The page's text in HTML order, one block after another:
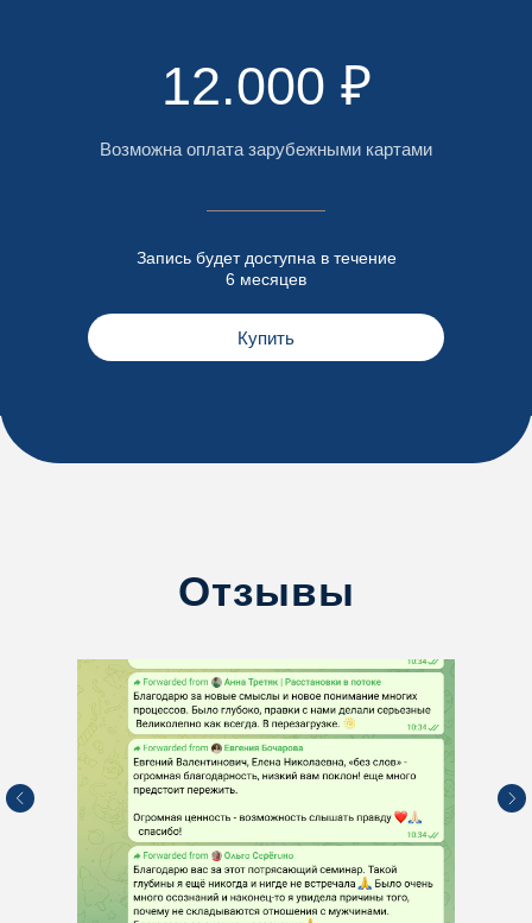
Возможна оплата зарубежными картами
Купить
12.000 ₽
Запись будет доступна в течение
6 месяцев
Отзывы